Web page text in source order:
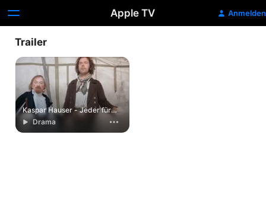
Apple TV Anmelden
Trailer
Kaspar Hauser - Jeder für
sich und Gott gegen alle
Drama